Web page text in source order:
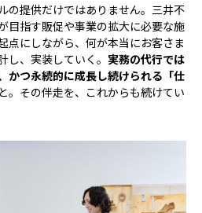
の提供だけではありません。三井不
目指す販促や事業の拡大に必要な施
点にしながら、何が本当にお客さま
し、実装していく。 実務の代行では
かつ永続的に成長し続けられる「仕
。その伴走を、これからも続けてい